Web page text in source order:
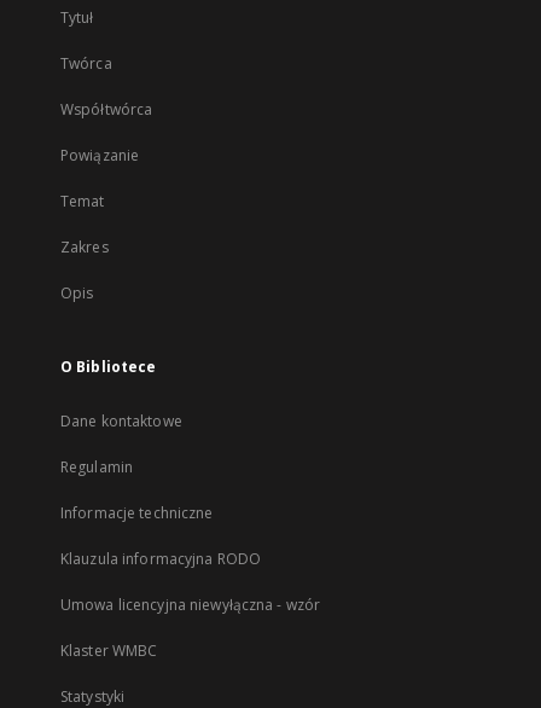
Tytuł
Twórca
Współtwórca
Powiązanie
Temat
Zakres
Opis
O Bibliotece
Dane kontaktowe
Regulamin
Informacje techniczne
Klauzula informacyjna RODO
Umowa licencyjna niewyłączna - wzór
Klaster WMBC
Statystyki